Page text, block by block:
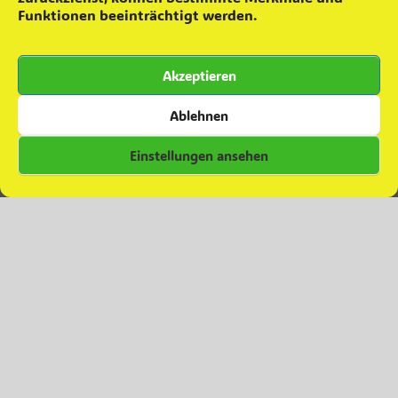
Funktionen beeinträchtigt werden.
Akzeptieren
Ablehnen
Einstellungen ansehen
8. Skatturnier 2. Dezember 2025
22. November 2025
Zuwachs für die Einsatzabteilung 28. September 2025
Besuch in Colbitz 7. Juni 2025
Kommentare zu Beiträgen